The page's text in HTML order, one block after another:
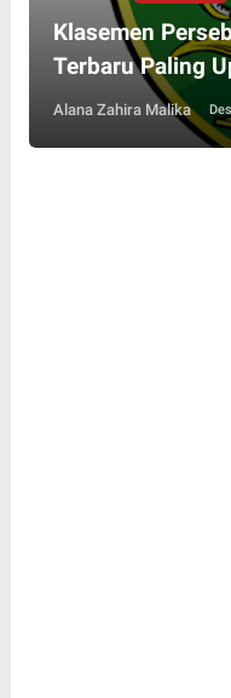
Klasemen
Terbaru Paling
Alana Zahira Malika